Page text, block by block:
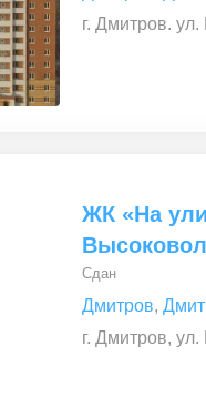
г. Дмитров.
ЖК «На
Сдан
Дмитров,
г. Дмитров,